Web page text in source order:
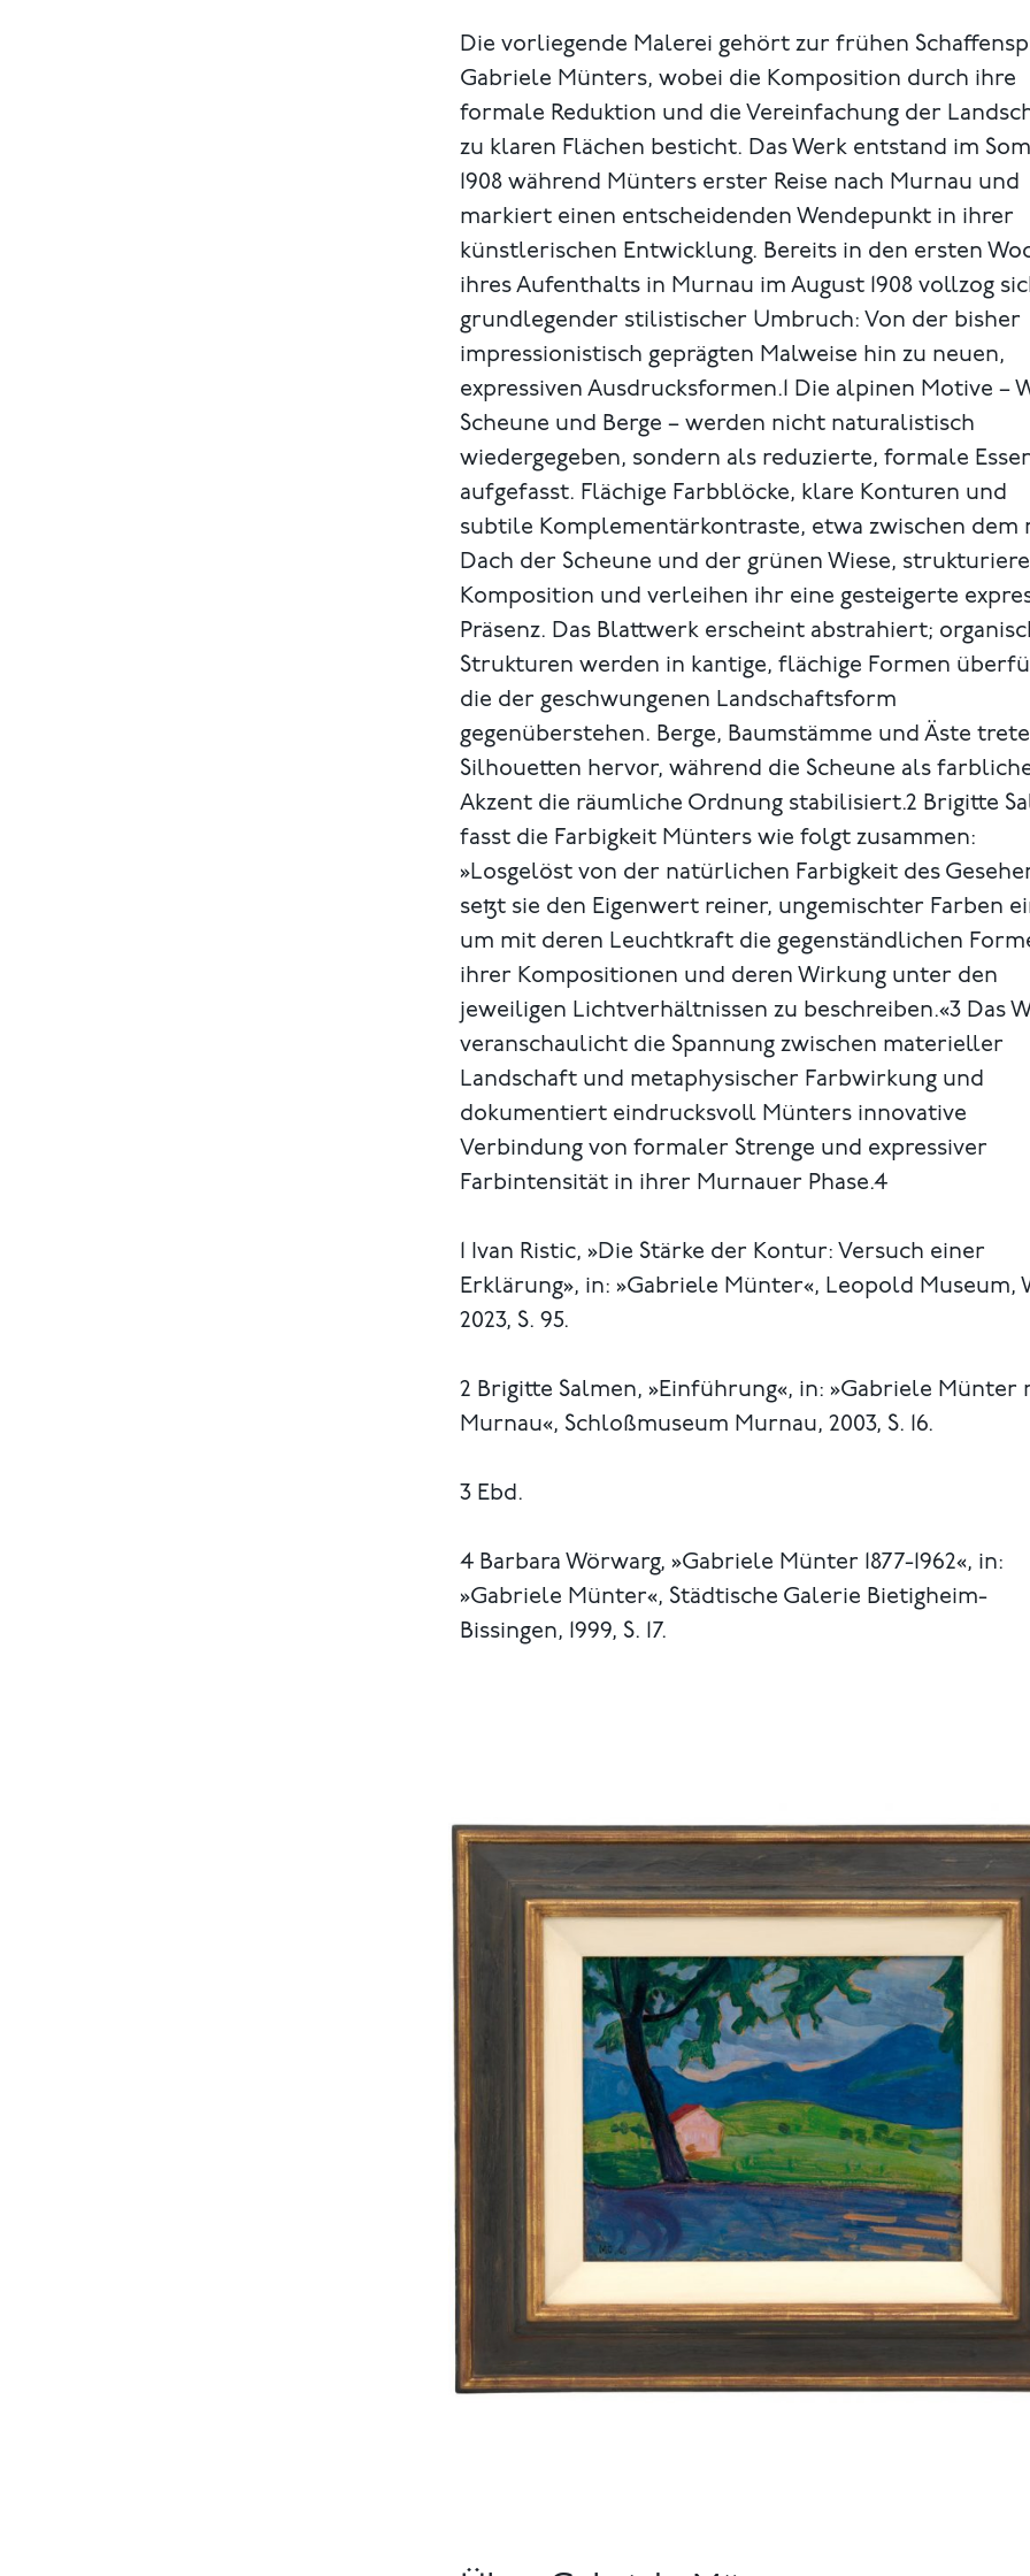
Die vorliegende Malerei gehört zur frühen
Gabriele Münters, wobei die Komposition durch ihre
formale Reduktion und die Vereinfachung der
zu klaren Flächen besticht. Das Werk entstand im
1908 während Münters erster Reise nach Murnau und
markiert einen entscheidenden Wendepunkt in ihrer
künstlerischen Entwicklung. Bereits in den ersten
ihres Aufenthalts in Murnau im August 1908 vollzog
grundlegender stilistischer Umbruch: Von der bisher
impressionistisch geprägten Malweise hin zu neuen,
expressiven Ausdrucksformen.1 Die alpinen Motive –
Scheune und Berge – werden nicht naturalistisch
wiedergegeben, sondern als reduzierte, formale
aufgefasst. Flächige Farbblöcke, klare Konturen und
subtile Komplementärkontraste, etwa zwischen dem
Dach der Scheune und der grünen Wiese,
Komposition und verleihen ihr eine gesteigerte
Präsenz. Das Blattwerk erscheint abstrahiert;
Strukturen werden in kantige, flächige Formen
die der geschwungenen Landschaftsform
gegenüberstehen. Berge, Baumstämme und Äste
Silhouetten hervor, während die Scheune als
Akzent die räumliche Ordnung stabilisiert.2 Brigitte
fasst die Farbigkeit Münters wie folgt zusammen:
»Losgelöst von der natürlichen Farbigkeit des
setzt sie den Eigenwert reiner, ungemischter Farben
um mit deren Leuchtkraft die gegenständlichen
ihrer Kompositionen und deren Wirkung unter den
jeweiligen Lichtverhältnissen zu beschreiben.«3 Das
veranschaulicht die Spannung zwischen materieller
Landschaft und metaphysischer Farbwirkung und
dokumentiert eindrucksvoll Münters innovative
Verbindung von formaler Strenge und expressiver
Farbintensität in ihrer Murnauer Phase.4
1 Ivan Ristic, »Die Stärke der Kontur: Versuch einer
Erklärung», in: »Gabriele Münter«, Leopold Museum,
2023, S. 95.
2 Brigitte Salmen, »Einführung«, in: »Gabriele Münter
Murnau«, Schloßmuseum Murnau, 2003, S. 16.
3 Ebd.
4 Barbara Wörwarg, »Gabriele Münter 1877-1962«, in:
»Gabriele Münter«, Städtische Galerie Bietigheim-
Bissingen, 1999, S. 17.